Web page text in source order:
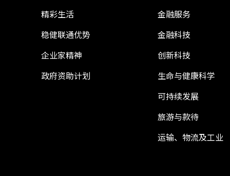
精彩生活
稳健联通优势
企业家精神
政府资助计划
金融服务
金融科技
创新科技
生命与健康科学
可持续发展
旅游与款待
运输、物流及工业